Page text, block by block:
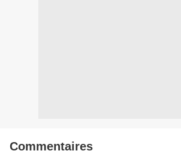
Commentaires